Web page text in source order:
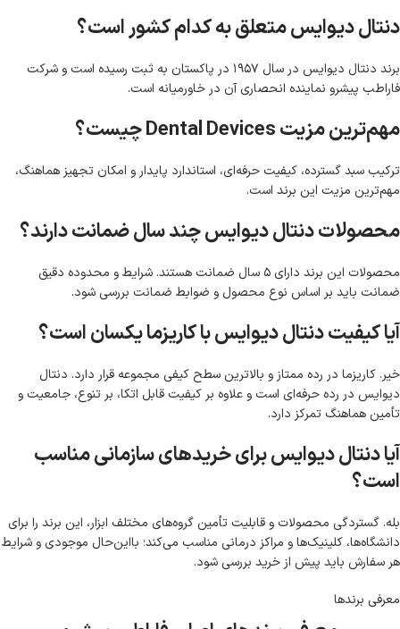
دنتال دیوایس متعلق به کدام کشور است؟
برند دنتال دیوایس در سال ۱۹۵۷ در پاکستان به ثبت رسیده است و شرکت
فاراطب پیشرو نماینده انحصاری آن در خاورمیانه است.
مهم‌ترین مزیت Dental Devices چیست؟
ترکیب سبد گسترده، کیفیت حرفه‌ای، استاندارد پایدار و امکان تجهیز هماهنگ،
مهم‌ترین مزیت این برند است.
محصولات دنتال دیوایس چند سال ضمانت دارند؟
محصولات این برند دارای ۵ سال ضمانت هستند. شرایط و محدوده دقیق
ضمانت باید بر اساس نوع محصول و ضوابط ضمانت بررسی شود.
آیا کیفیت دنتال دیوایس با کاریزما یکسان است؟
خیر. کاریزما در رده ممتاز و بالاترین سطح کیفی مجموعه قرار دارد. دنتال
دیوایس در رده حرفه‌ای است و علاوه بر کیفیت قابل اتکا، بر تنوع، جامعیت و
تأمین هماهنگ تمرکز دارد.
آیا دنتال دیوایس برای خریدهای سازمانی مناسب
است؟
بله. گستردگی محصولات و قابلیت تأمین گروه‌های مختلف ابزار، این برند را برای
دانشگاه‌ها، کلینیک‌ها و مراکز درمانی مناسب می‌کند؛ بااین‌حال موجودی و شرایط
هر سفارش باید پیش از خرید بررسی شود.
معرفی برند‌ها